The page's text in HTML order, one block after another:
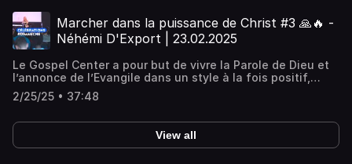
activités qui rejoignent la vie de tous les jours. Puissant,
en vivant la dimension de la guérison et du miraculeux.
Nous sommes une église désirant vivre la présence
puissance.
Marcher dans la puissance de Christ #3 🙏🔥 -
Néhémi D'Export | 23.02.2025
Le Gospel Center a pour but de vivre la Parole de Dieu et
l’annonce de l’Evangile dans un style à la fois positif,
pratique et puissant. Positif, en encourageant un style de
vie chrétien qui motive, construit et développe les dons
activités qui rejoignent la vie de tous les jours. Puissant,
en vivant la dimension de la guérison et du miraculeux.
Nous sommes une église désirant vivre la présence
2/25/25 • 37:48
View all